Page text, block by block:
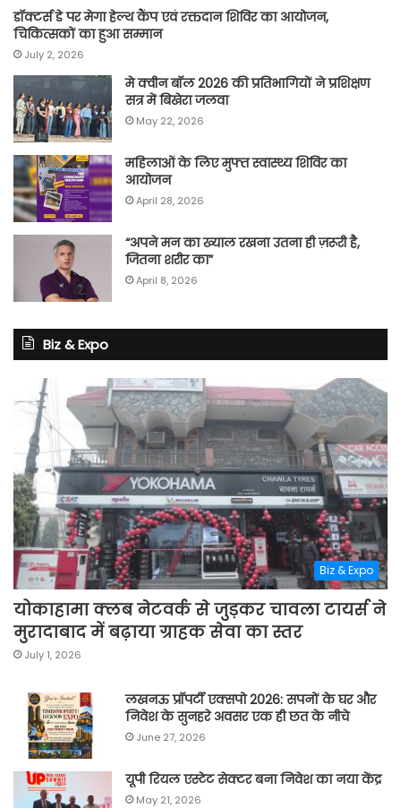
डॉक्टर्स डे पर मेगा हेल्थ कैंप एवं रक्तदान शिविर का आयोजन,
चिकित्सकों का हुआ सम्मान
July 2, 2026
मे क्वीन बॉल 2026 की प्रतिभागियों ने प्रशिक्षण
सत्र में बिखेरा जलवा
May 22, 2026
महिलाओं के लिए मुफ्त स्वास्थ्य शिविर का
आयोजन
April 28, 2026
“अपने मन का ख्याल रखना उतना ही ज़रूरी है,
जितना शरीर का”
April 8, 2026
Biz & Expo
Biz & Expo
योकाहामा क्लब नेटवर्क से जुड़कर चावला टायर्स ने
मुरादाबाद में बढ़ाया ग्राहक सेवा का स्तर
July 1, 2026
लखनऊ प्रॉपर्टी एक्सपो 2026: सपनों के घर और
निवेश के सुनहरे अवसर एक ही छत के नीचे
June 27, 2026
यूपी रियल एस्टेट सेक्टर बना निवेश का नया केंद्र
May 21, 2026